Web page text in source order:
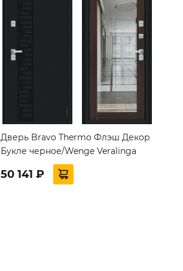
Дверь Bravo Thermo Флэш Декор
Букле черное/Wenge Veralinga
50 141 ₽